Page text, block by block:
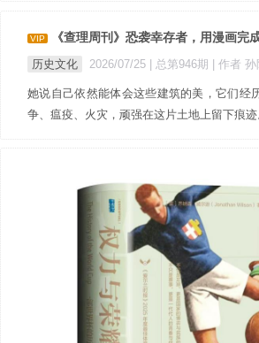
VIP 《查理周刊》恐袭幸存者，用漫画完
历史文化 2026/07/25 | 总第946期 | 作者 孙
她说自己依然能体会这些建筑的美，它们经
争、瘟疫、火灾，顽强在这片土地上留下痕迹